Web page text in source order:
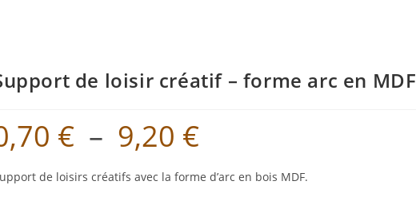
de loisir créatif – forme arc en MDF
€ – 9,20 €Plage
à
9,20 €
de loisirs créatifs avec la forme d’arc en bois MDF.